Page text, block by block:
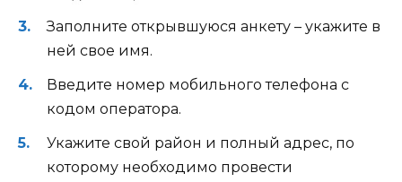
Заполните открывшуюся анкету – укажите в
ней свое имя.
Введите номер мобильного телефона с
кодом оператора.
Укажите свой район и полный адрес, по
которому необходимо провести